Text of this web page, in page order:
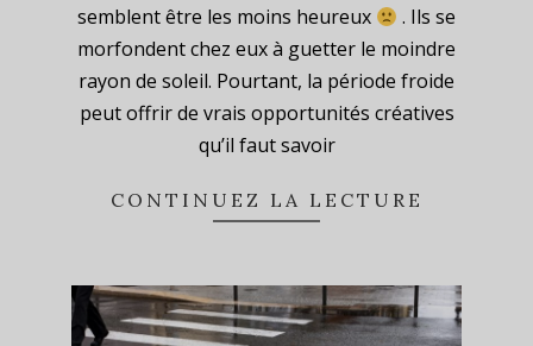
semblent être les moins heureux
. Ils se
morfondent chez eux à guetter le moindre
rayon de soleil. Pourtant, la période froide
peut offrir de vrais opportunités créatives
qu’il faut savoir
CONTINUEZ LA LECTURE